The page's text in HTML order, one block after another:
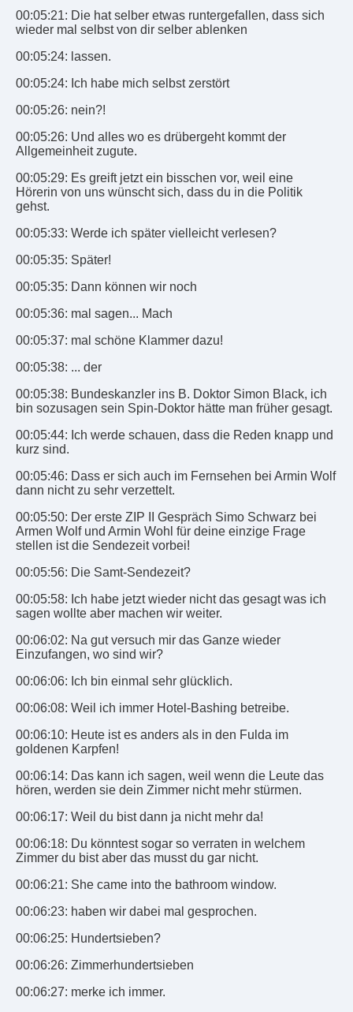
00:05:21: Die hat selber etwas runtergefallen, dass sich
wieder mal selbst von dir selber ablenken
00:05:24: lassen.
00:05:24: Ich habe mich selbst zerstört
00:05:26: nein?!
00:05:26: Und alles wo es drübergeht kommt der
Allgemeinheit zugute.
00:05:29: Es greift jetzt ein bisschen vor, weil eine
Hörerin von uns wünscht sich, dass du in die Politik
gehst.
00:05:33: Werde ich später vielleicht verlesen?
00:05:35: Später!
00:05:35: Dann können wir noch
00:05:36: mal sagen... Mach
00:05:37: mal schöne Klammer dazu!
00:05:38: ... der
00:05:38: Bundeskanzler ins B. Doktor Simon Black, ich
bin sozusagen sein Spin-Doktor hätte man früher gesagt.
00:05:44: Ich werde schauen, dass die Reden knapp und
kurz sind.
00:05:46: Dass er sich auch im Fernsehen bei Armin Wolf
dann nicht zu sehr verzettelt.
00:05:50: Der erste ZIP II Gespräch Simo Schwarz bei
Armen Wolf und Armin Wohl für deine einzige Frage
stellen ist die Sendezeit vorbei!
00:05:56: Die Samt-Sendezeit?
00:05:58: Ich habe jetzt wieder nicht das gesagt was ich
sagen wollte aber machen wir weiter.
00:06:02: Na gut versuch mir das Ganze wieder
Einzufangen, wo sind wir?
00:06:06: Ich bin einmal sehr glücklich.
00:06:08: Weil ich immer Hotel-Bashing betreibe.
00:06:10: Heute ist es anders als in den Fulda im
goldenen Karpfen!
00:06:14: Das kann ich sagen, weil wenn die Leute das
hören, werden sie dein Zimmer nicht mehr stürmen.
00:06:17: Weil du bist dann ja nicht mehr da!
00:06:18: Du könntest sogar so verraten in welchem
Zimmer du bist aber das musst du gar nicht.
00:06:21: She came into the bathroom window.
00:06:23: haben wir dabei mal gesprochen.
00:06:25: Hundertsieben?
00:06:26: Zimmerhundertsieben
00:06:27: merke ich immer.